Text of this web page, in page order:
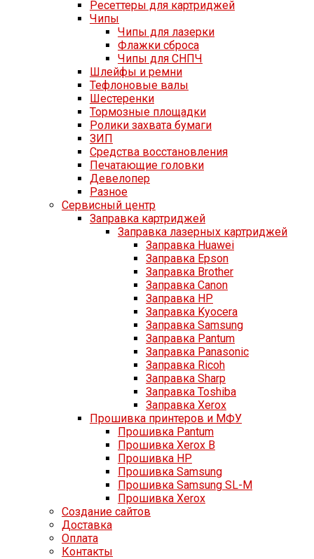
Ресеттеры для картриджей
Чипы
Чипы для лазерки
Флажки сброса
Чипы для СНПЧ
Шлейфы и ремни
Тефлоновые валы
Шестеренки
Тормозные площадки
Ролики захвата бумаги
ЗИП
Средства восстановления
Печатающие головки
Девелопер
Разное
Сервисный центр
Заправка картриджей
Заправка лазерных картриджей
Заправка Huawei
Заправка Epson
Заправка Brother
Заправка Canon
Заправка HP
Заправка Kyocera
Заправка Samsung
Заправка Pantum
Заправка Panasonic
Заправка Ricoh
Заправка Sharp
Заправка Toshiba
Заправка Xerox
Прошивка принтеров и МФУ
Прошивка Pantum
Прошивка Xerox B
Прошивка HP
Прошивка Samsung
Прошивка Samsung SL-M
Прошивка Xerox
Создание сайтов
Доставка
Оплата
Контакты